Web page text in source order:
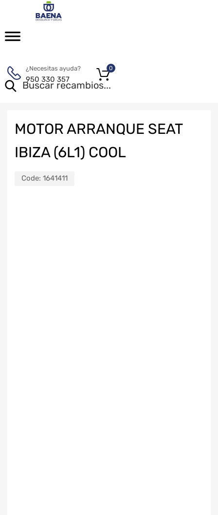
¿Necesitas ayuda?
950 330 357
0
MOTOR ARRANQUE SEAT
IBIZA (6L1) COOL
Code: 1641411